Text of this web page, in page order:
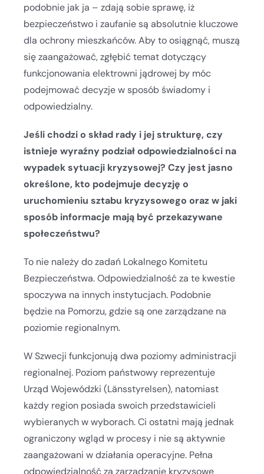
podobnie jak ja – zdają sobie sprawę, iż
bezpieczeństwo i zaufanie są absolutnie kluczowe
dla ochrony mieszkańców. Aby to osiągnąć, muszą
się zaangażować, zgłębić temat dotyczący
funkcjonowania elektrowni jądrowej by móc
podejmować decyzje w sposób świadomy i
odpowiedzialny.
Jeśli chodzi o skład rady i jej strukturę, czy
istnieje wyraźny podział odpowiedzialności na
wypadek sytuacji kryzysowej? Czy jest jasno
określone, kto podejmuje decyzję o
uruchomieniu sztabu kryzysowego oraz w jaki
sposób informacje mają być przekazywane
społeczeństwu?
To nie należy do zadań Lokalnego Komitetu
Bezpieczeństwa. Odpowiedzialność za te kwestie
spoczywa na innych instytucjach. Podobnie
będzie na Pomorzu, gdzie są one zarządzane na
poziomie regionalnym.
W Szwecji funkcjonują dwa poziomy administracji
regionalnej. Poziom państwowy reprezentuje
Urząd Wojewódzki (Länsstyrelsen), natomiast
każdy region posiada swoich przedstawicieli
wybieranych w wyborach. Ci ostatni mają jednak
ograniczony wgląd w procesy i nie są aktywnie
zaangażowani w działania operacyjne. Pełna
odpowiedzialność za zarządzanie kryzysowe